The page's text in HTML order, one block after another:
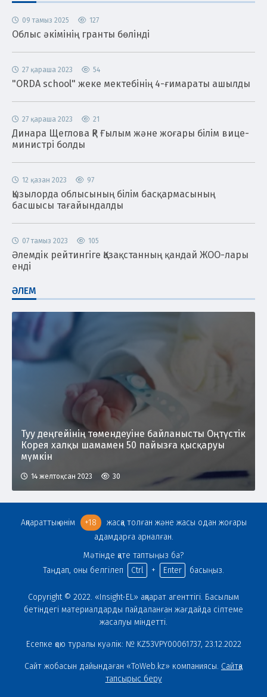
09 тамыз 2025 127
Облыс әкімінің гранты бөлінді
27 қараша 2023 54
"ORDA school" жеке мектебінің 4-ғимараты ашылды
27 қараша 2023 21
Динара Щеглова ҚР Ғылым және жоғары білім вице-
министрі болды
12 қазан 2023 97
Қызылорда облысының білім басқармасының
басшысы тағайындалды
07 тамыз 2023 105
Әлемдік рейтингіге Қазақстанның қандай ЖОО-лары
енді
ӘЛЕМ
Туу деңгейінің төмендеуіне байланысты Оңтүстік
Корея халқы шамамен 50 пайызға қысқаруы
мүмкін
14 желтоқсан 2023 30
Copyright © 2022. «Insight-EL» ақпарат агенттігі. Басылым
бетіндегі материалдарды пайдаланған жағдайда сілтеме
жасалуы міндетті.
Есепке қою туралы куәлік: № KZ53VPY00061737, 23.12.2022
Сайт жобасын дайындаған «ToWeb.kz» компаниясы. Сайтқа
тапсырыс беру
Ақпараттық өнім +18
жасқа толған және жасы одан жоғары
адамдарға арналған.
Мәтінде қате таптыңыз ба?
Таңдап, оны белгілеп
Ctrl + Enter басыңыз.